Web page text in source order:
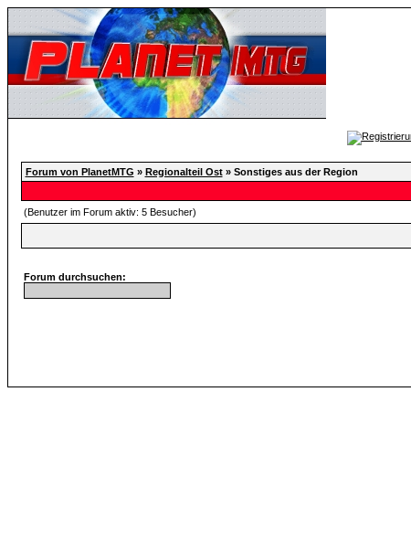
Forum von PlanetMTG » Regionalteil Ost» Sonstiges aus der Region
(Benutzer im Forum aktiv: 5 Besucher)
Forum durchsuchen: